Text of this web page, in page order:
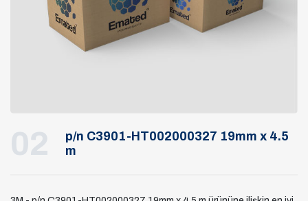
02
p/n C3901-HT002000327 19mm x 4.5
m